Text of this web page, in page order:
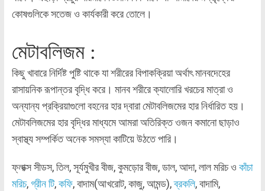
কোষগুলিকে সতেজ ও কার্যকারী করে তোলে।
মেটাবলিজম :
কিছু খাবারে নির্দিষ্ট পুষ্টি থাকে যা শরীরের বিপাকক্রিয়া অর্থাৎ মানবদেহের
রাসায়নিক রূপান্তর বৃদ্ধি করে। মানব শরীরে ক্যালোরি খরচের মাত্রা ও
অন্যান্য প্রক্রিয়াগুলো বহনের হার দ্বারা মেটাবলিজমের হার নির্ধারিত হয়।
মেটাবলিজমের হার বৃদ্ধির মাধ্যমে আমরা অতিরিক্ত ওজন কমানো ছাড়াও
স্বাস্থ্য সম্পর্কিত অনেক সমস্যা কাটিয়ে উঠতে পারি।
ফ্লাক্স সীডস, তিল, সূর্যমুখীর বীজ, কুমড়োর বীজ, ডাল, আদা, লাল মরিচ ও কাঁচা
মরিচ,গ্রীন টি,কফি, বাদাম(আখরোট, কাজু, আমন্ড),ব্রকলি, বাদামি,